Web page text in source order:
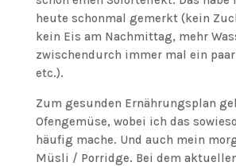
heute schonmal gemerkt (kein
kein Eis am Nachmittag, mehr
zwischendurch immer mal ein
etc.).
Zum gesunden Ernährungsplan
Ofengemüse, wobei ich das
häufig mache. Und auch mein
Müsli / Porridge. Bei dem